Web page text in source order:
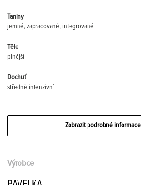
Taniny
jemné, zapracované, integrované
Tělo
plnější
Dochuť
středně intenzivní
Zobrazit podrobné informace
Výrobce